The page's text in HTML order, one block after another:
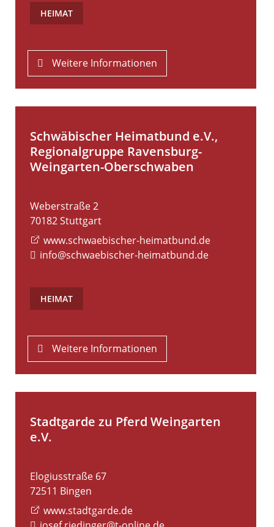
HEIMAT
Weitere Informationen
Schwäbischer Heimatbund e.V.,
Regionalgruppe Ravensburg-
Weingarten-Oberschwaben
Weberstraße 2
70182Stuttgart
www.schwaebischer-heimatbund.de
info@schwaebischer-heimatbund.de
HEIMAT
Weitere Informationen
Stadtgarde zu Pferd Weingarten
e.V.
Elogiusstraße 67
72511 Bingen
www.stadtgarde.de